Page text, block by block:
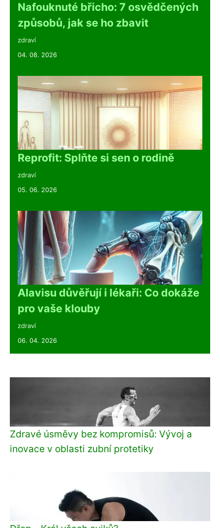
Nafouknuté břicho: 7 osvědčených
způsobů, jak se ho zbavit
zdraví
04. 08. 2026
Reprofit: Splňte si sen o rodině
zdraví
05. 06. 2026
Alavisu důvěřují i lékaři: Co dokáže
pro vaše klouby
zdraví
06. 04. 2026
Zdravé úsměvy bez kompromisů: Vývoj a
inovace v oblasti zubní protetiky